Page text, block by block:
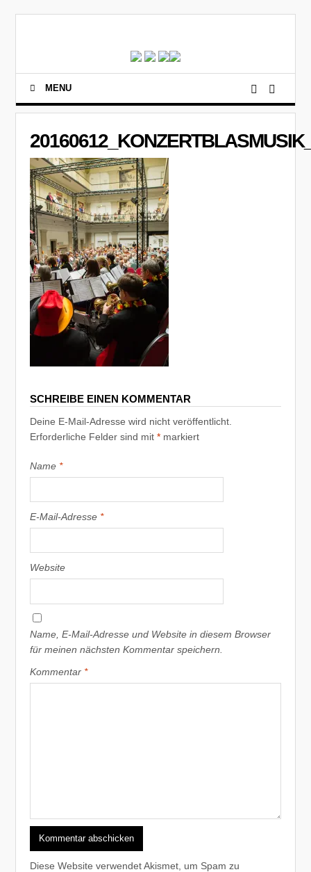
MENU
SCHREIBE EINEN KOMMENTAR
Deine E-Mail-Adresse wird nicht veröffentlicht.
Erforderliche Felder sind mit* markiert
Name *
E-Mail-Adresse *
Website
Name, E-Mail-Adresse und Website in diesem Browser
für meinen nächsten Kommentar speichern.
Kommentar *
Diese Website verwendet Akismet, um Spam zu